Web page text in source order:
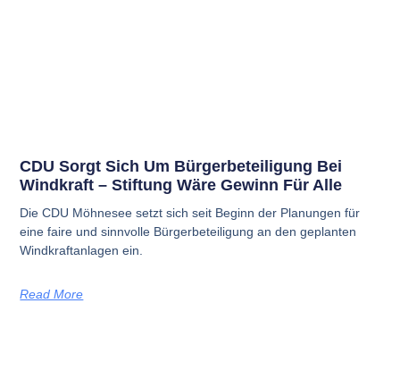
CDU Sorgt Sich Um Bürgerbeteiligung Bei
Windkraft – Stiftung Wäre Gewinn Für Alle
Die CDU Möhnesee setzt sich seit Beginn der Planungen für
eine faire und sinnvolle Bürgerbeteiligung an den geplanten
Windkraftanlagen ein.
Read More